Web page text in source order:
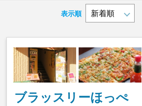
表示順
ブラッスリーほっぺ